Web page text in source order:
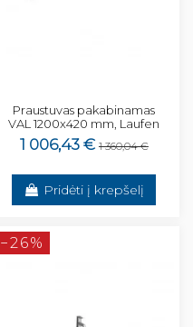
Praustuvas pakabinamas
VAL 1200x420 mm, Laufen
1 006,43 € 1 360,04 €
Pridėti į krepšelį
−26%